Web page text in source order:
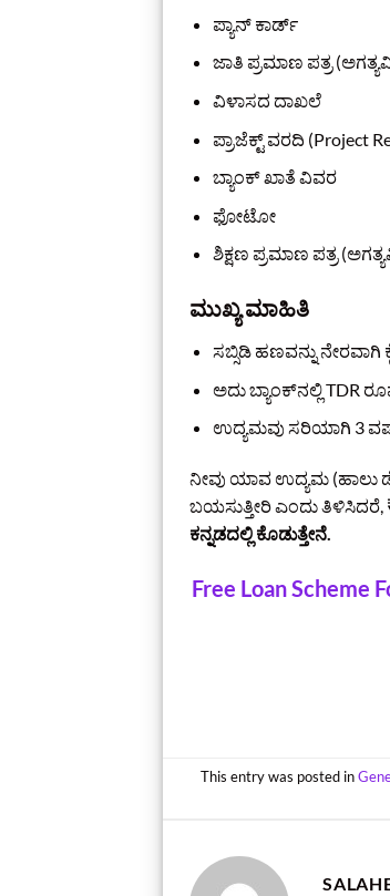
ಪ್ಯಾನ್ ಕಾರ್ಡ್
ಜಾತಿ ಪ್ರಮಾಣ ಪತ್ರ
ವಿಳಾಸದ ದಾಖಲೆ
ಪ್ರಾಜೆಕ್ಟ್ ವರದಿ (Project
ಬ್ಯಾಂಕ್ ಖಾತೆ ವಿವರ
ಫೋಟೋ
ಶಿಕ್ಷಣ ಪ್ರಮಾಣ ಪತ್ರ
ಮುಖ್ಯ ಮಾಹಿತಿ
ಸಬ್ಸಿಡಿ ಹಣವನ್ನು ನೇರವಾಗಿ
ಅದು ಬ್ಯಾಂಕ್‌ನಲ್ಲಿ TDR
ಉದ್ಯಮವು ಸರಿಯಾಗಿ 3
ನೀವು ಯಾವ ಉದ್ಯಮ (ಹಾಲು
ಬಯಸುತ್ತೀರಿ ಎಂದು ತಿಳಿಸಿದರೆ,
ಕನ್ನಡದಲ್ಲಿ ಕೊಡುತ್ತೇನೆ.
Free Loan
This entry was posted in